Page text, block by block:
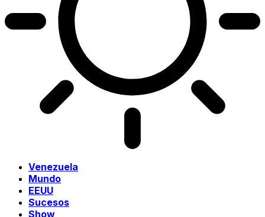
Venezuela
Mundo
EEUU
Sucesos
Show